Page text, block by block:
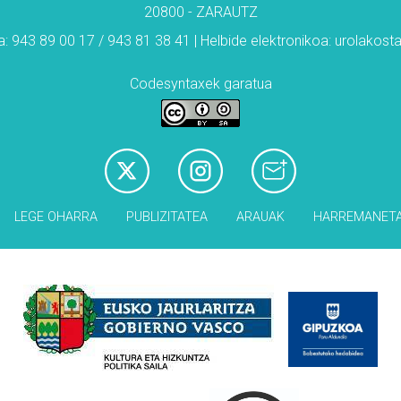
20800 - ZARAUTZ
943 89 00 17 / 943 81 38 41 | Helbide elektronikoa:
Codesyntaxek garatua
LEGE OHARRA PUBLIZITATEA ARAUAK